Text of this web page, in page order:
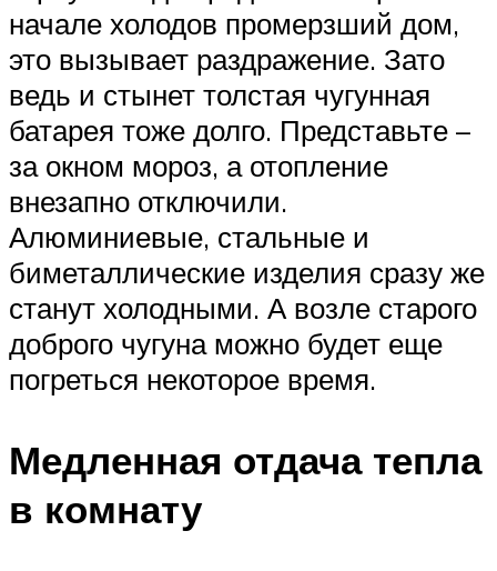
начале холодов промерзший дом,
это вызывает раздражение. Зато
ведь и стынет толстая чугунная
батарея тоже долго. Представьте –
за окном мороз, а отопление
внезапно отключили.
Алюминиевые, стальные и
биметаллические изделия сразу же
станут холодными. А возле старого
доброго чугуна можно будет еще
погреться некоторое время.
Медленная отдача тепла
в комнату